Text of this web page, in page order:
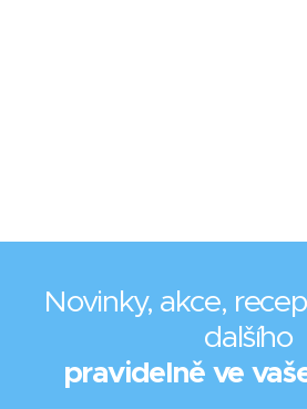
Novinky, akce,
dalšího
pravidelně ve